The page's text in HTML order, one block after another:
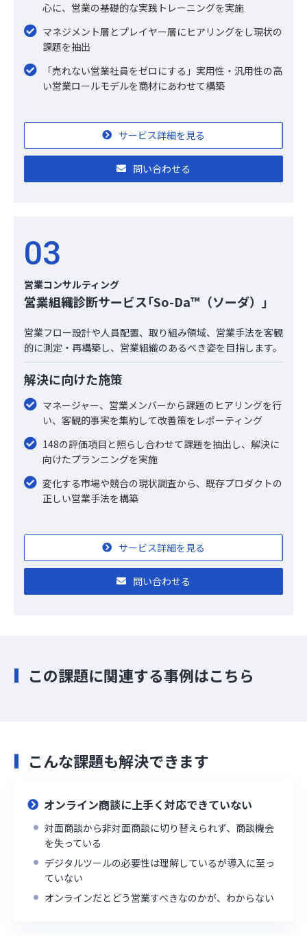
心に、営業の基礎的な実践トレーニングを実施
マネジメント層とプレイヤー層にヒアリングをし現状の
課題を抽出
「売れない営業社員をゼロにする」実用性・汎用性の高
い営業ロールモデルを商材にあわせて構築
サービス詳細を見る
問い合わせる
03
営業コンサルティング
営業組織診断サービス｢So-Da™（ソーダ）｣
営業フロー設計や人員配置、取り組み領域、営業手法を客観
的に測定・再構築し、営業組織のあるべき姿を目指します。
解決に向けた施策
マネージャー、営業メンバーから課題のヒアリングを行
い、客観的事実を集約して改善策をレポーティング
148の評価項目と照らし合わせて課題を抽出し、解決に
向けたプランニングを実施
変化する市場や競合の現状調査から、既存プロダクトの
正しい営業手法を構築
サービス詳細を見る
問い合わせる
この課題に関連する事例はこちら
こんな課題も解決できます
オンライン商談に上手く対応できていない
対面商談から非対面商談に切り替えられず、商談機会
を失っている
デジタルツールの必要性は理解しているが導入に至っ
ていない
オンラインだとどう営業すべきなのかが、わからない